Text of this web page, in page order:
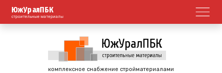
ЮжУралПБК
строительные материалы
комплексное снабжение стройматериалами